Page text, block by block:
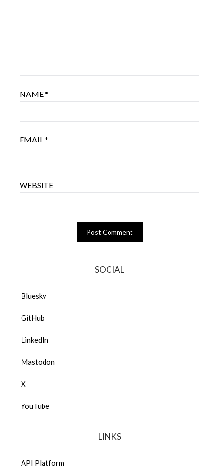
NAME*
EMAIL*
WEBSITE
SOCIAL
Bluesky
GitHub
LinkedIn
Mastodon
X
YouTube
LINKS
API Platform